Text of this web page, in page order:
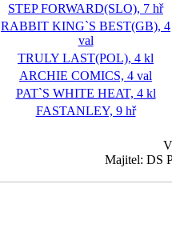
STEP FORWARD(SLO), 7 hř
RABBIT KING`S BEST(GB), 4
val
TRULY LAST(POL), 4 kl
ARCHIE COMICS, 4 val
PAT`S WHITE HEAT, 4 kl
FASTANLEY, 9 hř
Majitel: DS